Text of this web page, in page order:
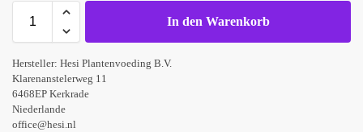
In den Warenkorb
Hersteller: Hesi Plantenvoeding B.V.
Klarenanstelerweg 11
6468EP Kerkrade
Niederlande
office@hesi.nl